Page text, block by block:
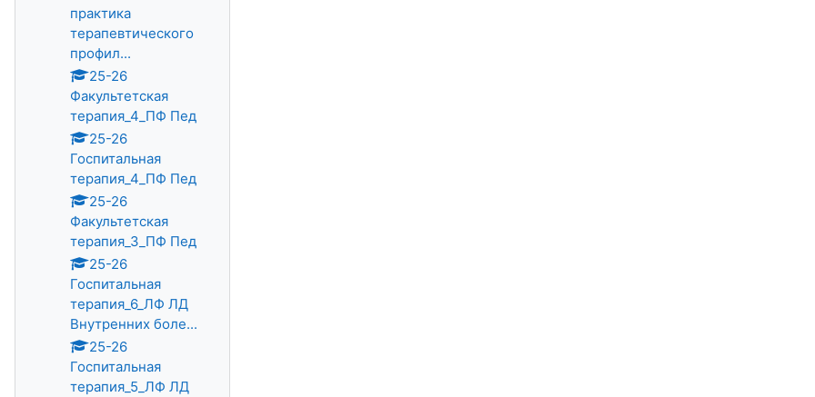
практика
терапевтического
профил...
25-26
Факультетская
терапия_4_ПФ Пед
25-26
Госпитальная
терапия_4_ПФ Пед
25-26
Факультетская
терапия_3_ПФ Пед
25-26
Госпитальная
терапия_6_ЛФ ЛД
Внутренних боле...
25-26
Госпитальная
терапия_5_ЛФ ЛД